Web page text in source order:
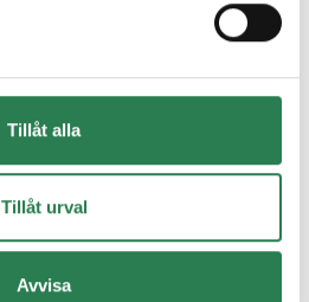
Tillåt alla
Tillåt urval
Avvisa
oss, vi finns här för
svara på dina frågor.
oss